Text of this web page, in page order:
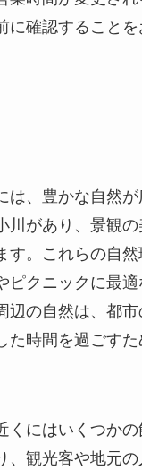
は、豊かな自然が
ピクニックに最適
た時間を過ごすた
くにはいくつか
、観光客や地元
特に地元の郷土
れる価値がありま
ハウスが揃って
ては、晋中市の歴